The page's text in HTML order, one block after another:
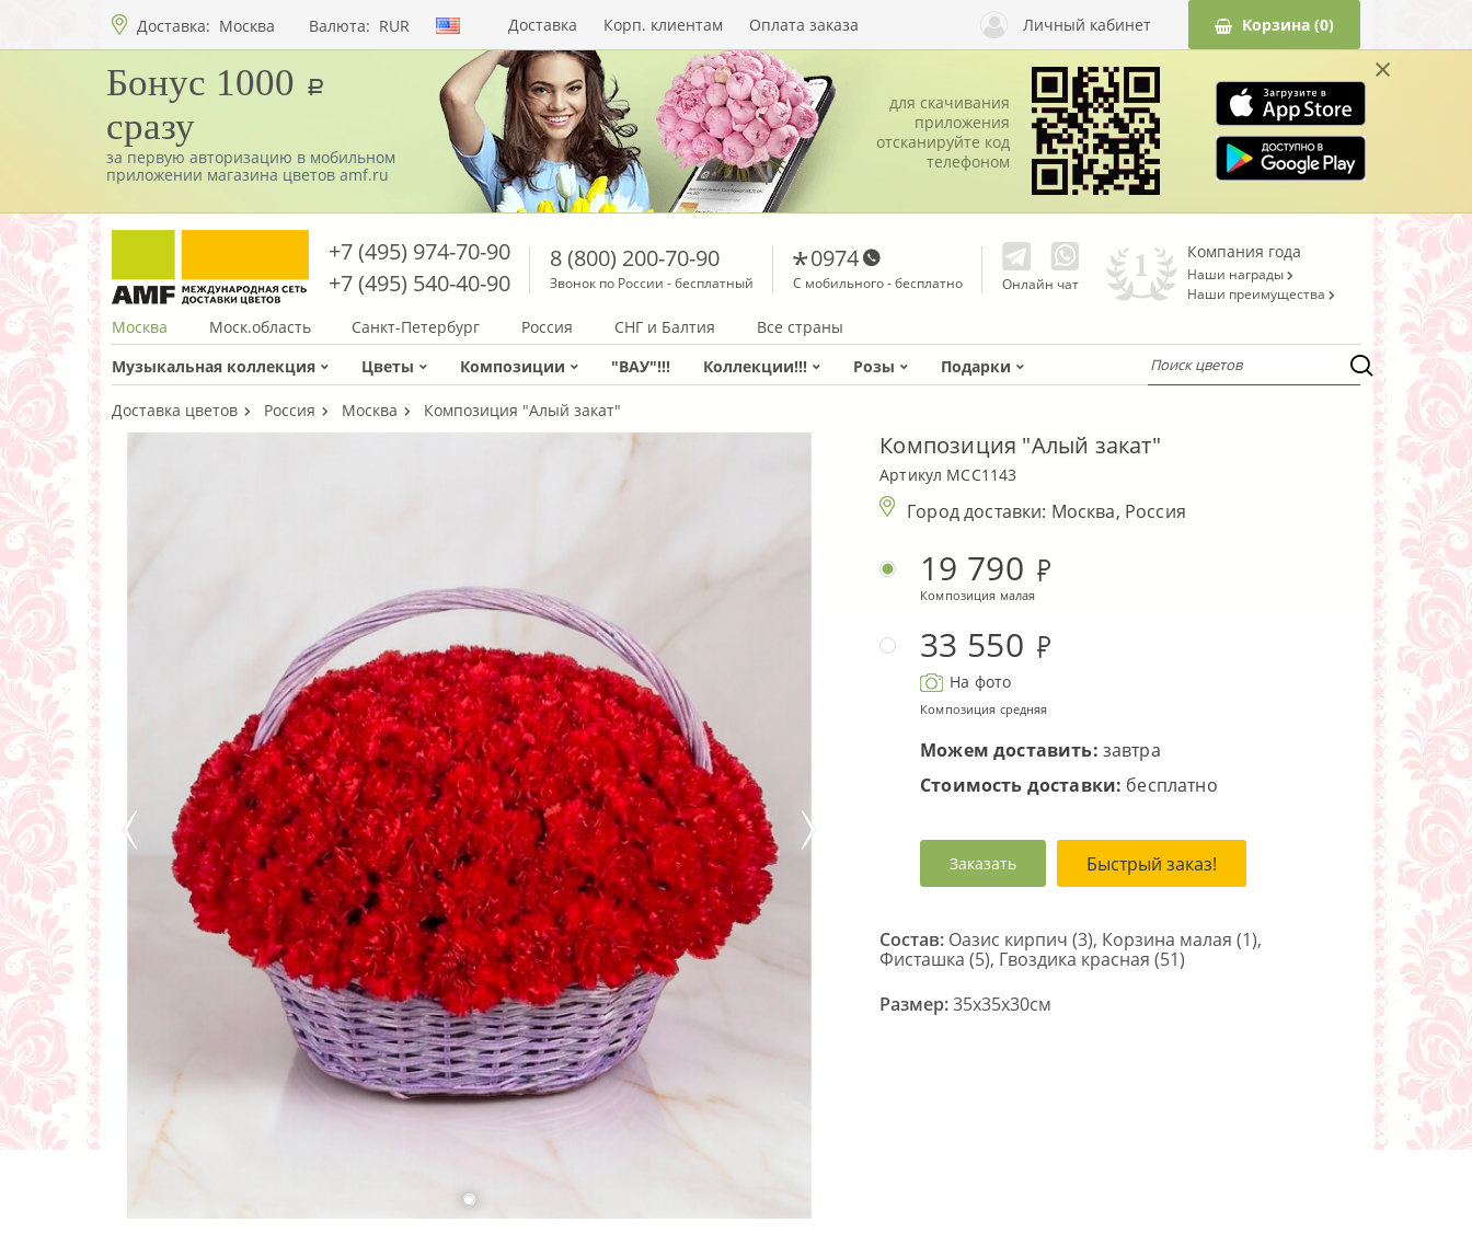
×
Бонус 1000 a
сразу
за первую авторизацию в мобильном
приложении магазина цветов amf.ru
для скачивания
приложения
отсканируйте код
телефоном
Доставка: Москва Валюта: RUR Доставка Корп. клиентам Оплата заказа Личный кабинет Корзина(0)
+7 (495) 974-70-90
+7 (495) 540-40-90
8 (800) 200-70-90
Звонок по России - бесплатный
0974
С мобильного - бесплатно Онлайн чат
Компания года
Наши награды
Наши преимущества
Москва Моск.область Санкт-Петербург Россия СНГ и Балтия
Все страны
Музыкальная коллекция
Цветы Композиции "ВАУ"!!! Коллекции!!! Розы Подарки
Доставка цветов Россия Москва Композиция "Алый закат"
Композиция "Алый закат"
Артикул MCC1143
Город доставки: Москва, Россия
19 790
Композиция малая
33 550
На фото
Композиция средняя
Можем доставить: завтра
Стоимость доставки: бесплатно
Заказать Быстрый заказ!
Состав: Оазис кирпич (3), Корзина малая (1),
Фисташка (5), Гвоздика красная (51)
Размер:35x35x30см